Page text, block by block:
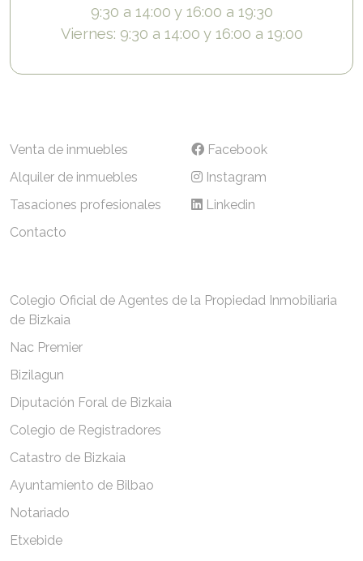
9:30 a 14:00 y 16:00 a 19:30
Viernes: 9:30 a 14:00 y 16:00 a 19:00
Venta de inmuebles
Alquiler de inmuebles
Tasaciones profesionales
Contacto
Facebook
Instagram
Linkedin
Colegio Oficial de Agentes de la Propiedad Inmobiliaria
de Bizkaia
Nac Premier
Bizilagun
Diputación Foral de Bizkaia
Colegio de Registradores
Catastro de Bizkaia
Ayuntamiento de Bilbao
Notariado
Etxebide